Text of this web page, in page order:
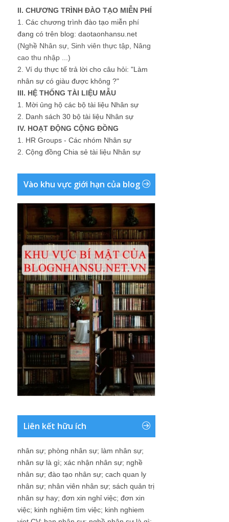
II. CHƯƠNG TRÌNH ĐÀO TẠO MIỄN PHÍ
1. Các chương trình đào tạo miễn phí
đang có trên blog: daotaonhansu.net
(Nghề Nhân sự, Sinh viên thực tập, Nâng
cao thu nhập ...)
2. Ví dụ thực tế trả lời cho câu hỏi: "Làm
nhân sự có giàu được không ?"
III. HỆ THỐNG TÀI LIỆU MẪU
1. Mời ủng hộ các bộ tài liệu Nhân sự
2. Danh sách 30 bộ tài liệu Nhân sự
IV. HOẠT ĐỘNG CỘNG ĐỒNG
1. HR Groups - Các nhóm Nhân sự
2. Cộng đồng Chia sẻ tài liệu Nhân sự
Vào khu vực giới hạn của blog
Liên kết hữu ích
nhân sự; phòng nhân sự; làm nhân sự;
nhân sự là gì; xác nhận nhân sự; nghề
nhân sự; đào tạo nhân sự; cach quan ly
nhân sự; nhân viên nhân sự; sách quản trị
nhân sự hay; đơn xin nghỉ việc; đơn xin
việc; kinh nghiệm tìm việc; kinh nghiem